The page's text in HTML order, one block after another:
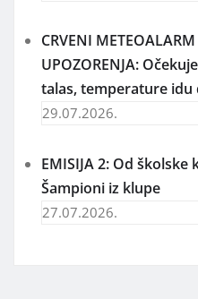
CRVENI
UPOZORENJA:
talas, temperature idu
29.07.2026.
EMISIJA 2: Od
Šampioni iz klupe
27.07.2026.